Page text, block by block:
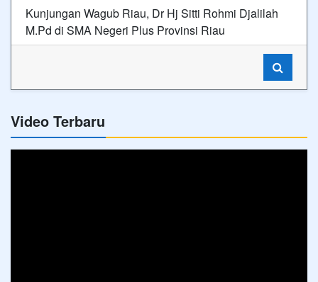
Video Terbaru